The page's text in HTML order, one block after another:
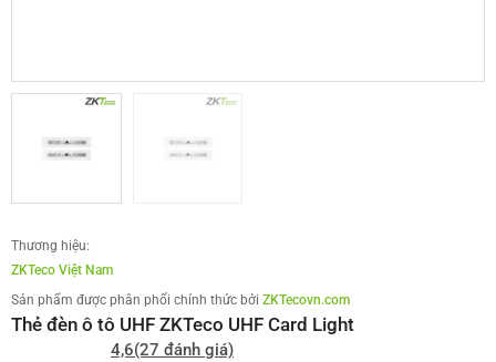
Thương hiệu:
ZKTeco Việt Nam
Sản phẩm được phân phối chính thức bởi ZKTecovn.com
Thẻ đèn ô tô UHF ZKTeco UHF Card Light
4,6(27 đánh giá)